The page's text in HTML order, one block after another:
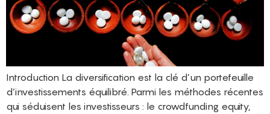
Introduction La diversification est la clé d’un portefeuille
d’investissements équilibré. Parmi les méthodes récentes
qui séduisent les investisseurs : le crowdfunding equity,